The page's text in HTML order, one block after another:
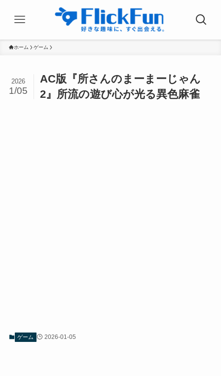
ホーム ゲーム
AC版『所さんのまーまーじゃん
2』所流の遊び心が光る異色麻雀
2026
1/05
ゲーム 2026-01-05